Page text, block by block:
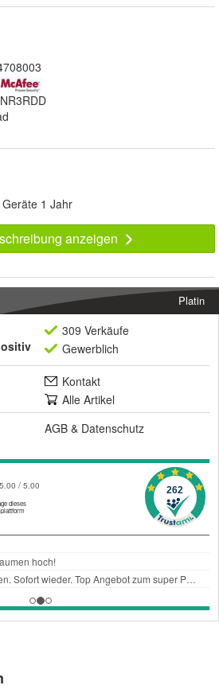
1 Jahr
anzeigen
Platin
309 Verkäufe
Gewerblich
Kontakt
Alle Artikel
AGB & Datenschutz